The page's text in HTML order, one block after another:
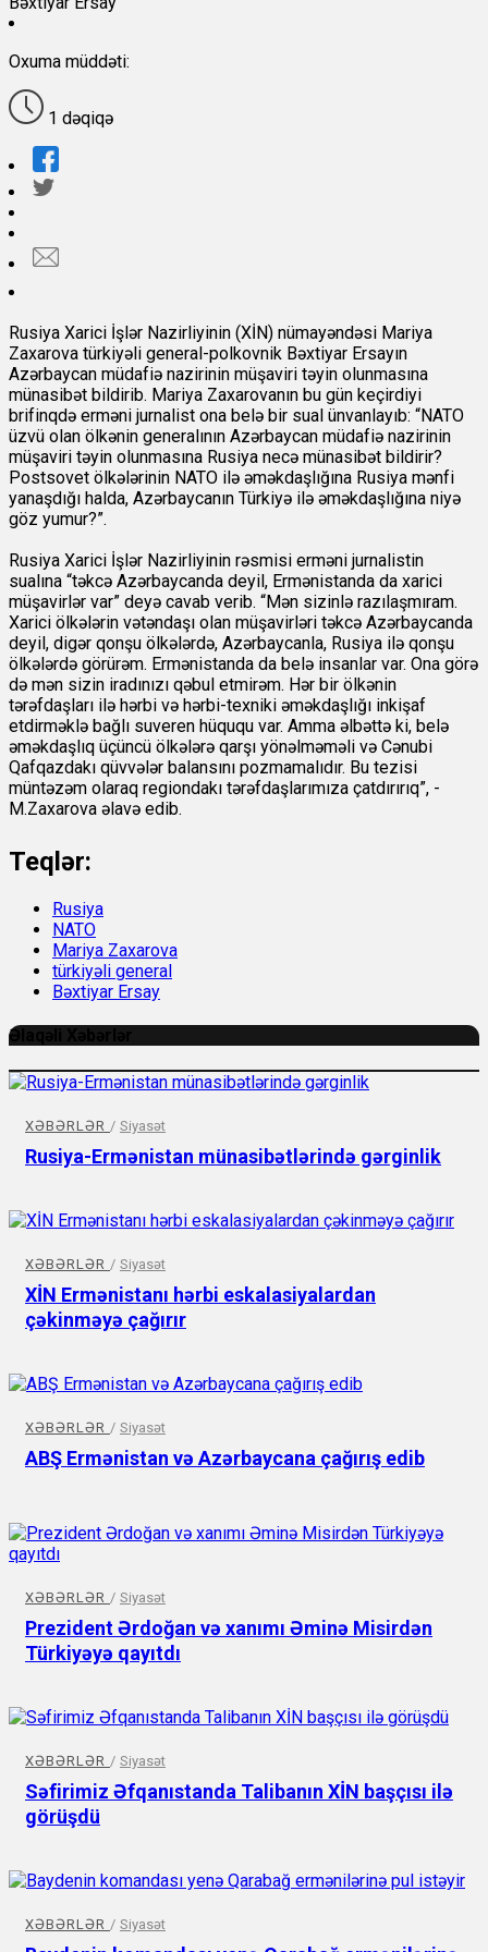
Oxuma müddəti:
1 dəqiqə
Rusiya Xarici İşlər Nazirliyinin (XİN) nümayəndəsi Mariya
Zaxarova türkiyəli general-polkovnik Bəxtiyar Ersayın
Azərbaycan müdafiə nazirinin müşaviri təyin olunmasına
münasibət bildirib. Mariya Zaxarovanın bu gün keçirdiyi
brifinqdə erməni jurnalist ona belə bir sual ünvanlayıb: “NATO
üzvü olan ölkənin generalının Azərbaycan müdafiə nazirinin
müşaviri təyin olunmasına Rusiya necə münasibət bildirir?
Postsovet ölkələrinin NATO ilə əməkdaşlığına Rusiya mənfi
yanaşdığı halda, Azərbaycanın Türkiyə ilə əməkdaşlığına niyə
göz yumur?”.
Rusiya Xarici İşlər Nazirliyinin rəsmisi erməni jurnalistin
sualına “təkcə Azərbaycanda deyil, Ermənistanda da xarici
müşavirlər var” deyə cavab verib. “Mən sizinlə razılaşmıram.
Xarici ölkələrin vətəndaşı olan müşavirləri təkcə Azərbaycanda
deyil, digər qonşu ölkələrdə, Azərbaycanla, Rusiya ilə qonşu
ölkələrdə görürəm. Ermənistanda da belə insanlar var. Ona görə
də mən sizin iradınızı qəbul etmirəm. Hər bir ölkənin
tərəfdaşları ilə hərbi və hərbi-texniki əməkdaşlığı inkişaf
etdirməklə bağlı suveren hüququ var. Amma əlbəttə ki, belə
əməkdaşlıq üçüncü ölkələrə qarşı yönəlməməli və Cənubi
Qafqazdakı qüvvələr balansını pozmamalıdır. Bu tezisi
müntəzəm olaraq regiondakı tərəfdaşlarımıza çatdırırıq”, -
M.Zaxarova əlavə edib.
Teqlər:
Rusiya
NATO
Mariya Zaxarova
türkiyəli general
Bəxtiyar Ersay
Əlaqəli Xəbərlər
XƏBƏRLƏR / Siyasət
Rusiya-Ermənistan münasibətlərində gərginlik
XƏBƏRLƏR / Siyasət
XİN Ermənistanı hərbi eskalasiyalardan
çəkinməyə çağırır
XƏBƏRLƏR / Siyasət
ABŞ Ermənistan və Azərbaycana çağırış edib
XƏBƏRLƏR / Siyasət
Prezident Ərdoğan və xanımı Əminə Misirdən
Türkiyəyə qayıtdı
XƏBƏRLƏR / Siyasət
Səfirimiz Əfqanıstanda Talibanın XİN başçısı ilə
görüşdü
XƏBƏRLƏR / Siyasət